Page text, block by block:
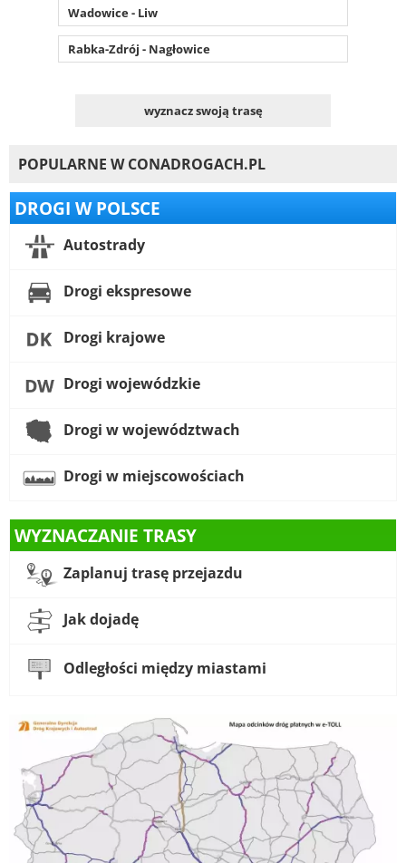
Wadowice - Liw
Rabka-Zdrój - Nagłowice
wyznacz swoją trasę
POPULARNE W CONADROGACH.PL
DROGI W POLSCE
Autostrady
Drogi ekspresowe
Drogi krajowe
Drogi wojewódzkie
Drogi w województwach
Drogi w miejscowościach
WYZNACZANIE TRASY
Zaplanuj trasę przejazdu
Jak dojadę
Odległości między miastami